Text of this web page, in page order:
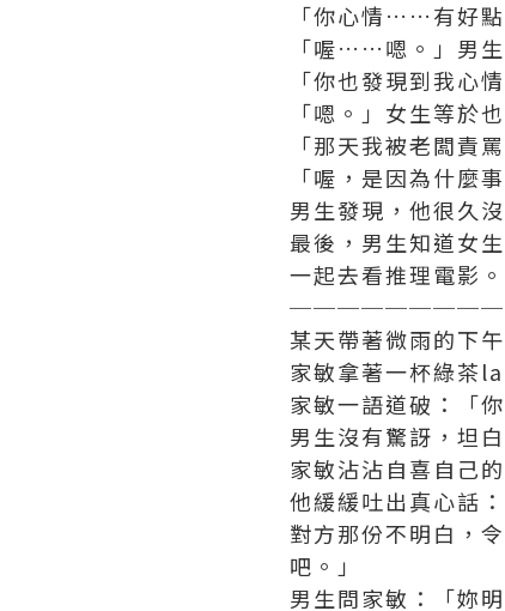
「你心情……有好
「喔……嗯。」男
「你也發現到我心
「嗯。」女生等於
「那天我被老闆責
「喔，是因為什麼
男生發現，他很久
最後，男生知道女
一起去看推理電影。
某天帶著微雨的下
家敏拿著一杯綠茶
家敏一語道破：「
男生沒有驚訝，坦
家敏沾沾自喜自己
他緩緩吐出真心話
對方那份不明白，
吧。」
男生問家敏：「妳